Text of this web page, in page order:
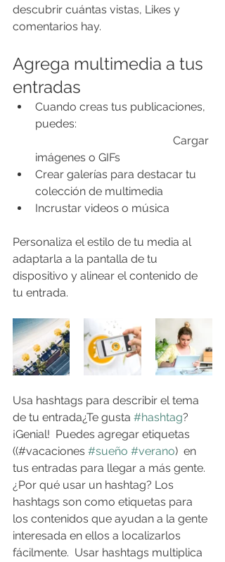
descubrir cuántas vistas, Likes y
comentarios hay.
Agrega multimedia a tus
entradas
Cuando creas tus publicaciones,
puedes:
                                                 Cargar
imágenes o GIFs
Crear galerías para destacar tu
colección de multimedia
Incrustar videos o música
Personaliza el estilo de tu media al
adaptarla a la pantalla de tu
dispositivo y alinear el contenido de
tu entrada.
Usa hashtags para describir el tema
de tu entrada¿Te gusta #hashtag?
¡Genial!  Puedes agregar etiquetas
((#vacaciones #sueño #verano)  en
tus entradas para llegar a más gente.
¿Por qué usar un hashtag? Los
hashtags son como etiquetas para
los contenidos que ayudan a la gente
interesada en ellos a localizarlos
fácilmente.  Usar hashtags multiplica